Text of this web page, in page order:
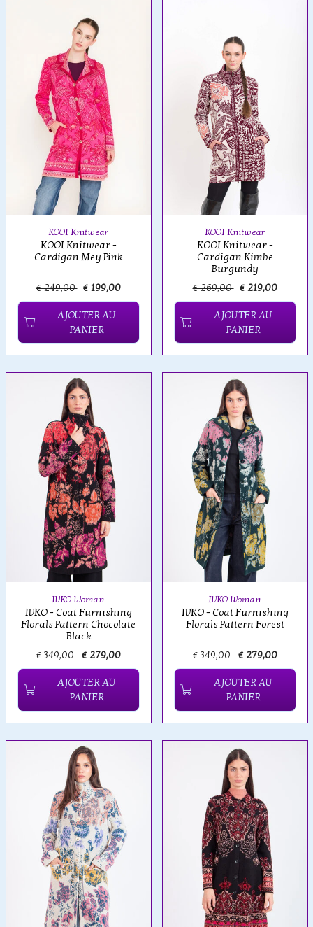
KOOI Knitwear
KOOI Knitwear -
Cardigan Mey Pink
€ 249,00 € 199,00
AJOUTER AU
PANIER
KOOI Knitwear
KOOI Knitwear -
Cardigan Kimbe
Burgundy
€ 269,00 € 219,00
AJOUTER AU
PANIER
IVKO Woman
IVKO - Coat Furnishing
Florals Pattern Chocolate
Black
€ 349,00 € 279,00
AJOUTER AU
PANIER
IVKO Woman
IVKO - Coat Furnishing
Florals Pattern Forest
€ 349,00 € 279,00
AJOUTER AU
PANIER